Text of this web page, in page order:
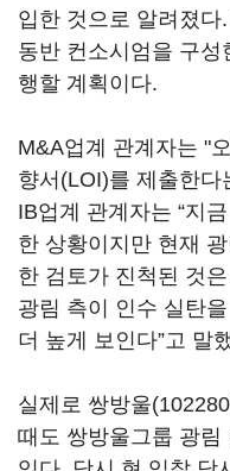
입한 것으로 알려졌다
동반 컨소시엄을 구
행할 계획이다.
M&A업계 관계자는 "
향서(LOI)를 제출한
IB업계 관계자는 “지
한 상황이지만 현재
한 검토가 진척된 것
광림 측이 인수 실탄
더 높게 보인다”고 말
실제로 쌍방울
때도 쌍방울그룹 광림